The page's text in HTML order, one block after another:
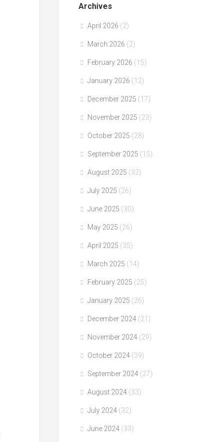
Archives
April 2026 (2)
March 2026 (2)
February 2026 (15)
January 2026 (12)
December 2025 (17)
November 2025 (23)
October 2025 (28)
September 2025 (15)
August 2025 (32)
July 2025 (26)
June 2025 (30)
May 2025 (26)
April 2025 (35)
March 2025 (14)
February 2025 (25)
January 2025 (26)
December 2024 (21)
November 2024 (29)
October 2024 (39)
September 2024 (27)
August 2024 (33)
July 2024 (32)
June 2024 (33)